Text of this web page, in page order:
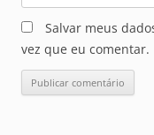
Salvar meus
vez que eu comentar.